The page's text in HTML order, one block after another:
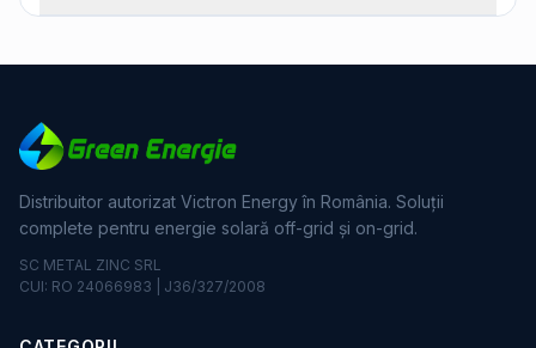
Distribuitor autorizat Victron Energy în România. Soluții
complete pentru energie solară off-grid și on-grid.
SC METAL ZINC SRL
CUI: RO 24066983 | J36/327/2008